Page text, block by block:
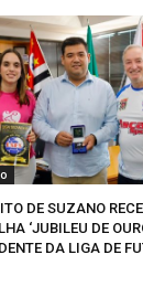
DE SUZANO
‘JUBILEU DE
DA LIGA DE